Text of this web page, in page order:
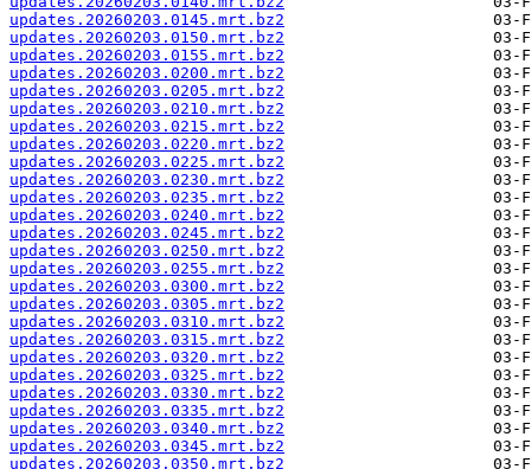
updates.20260203.0145.mrt.bz2
updates.20260203.0150.mrt.bz2
updates.20260203.0155.mrt.bz2
updates.20260203.0200.mrt.bz2
updates.20260203.0205.mrt.bz2
updates.20260203.0210.mrt.bz2
updates.20260203.0215.mrt.bz2
updates.20260203.0220.mrt.bz2
updates.20260203.0225.mrt.bz2
updates.20260203.0230.mrt.bz2
updates.20260203.0235.mrt.bz2
updates.20260203.0240.mrt.bz2
updates.20260203.0245.mrt.bz2
updates.20260203.0250.mrt.bz2
updates.20260203.0255.mrt.bz2
updates.20260203.0300.mrt.bz2
updates.20260203.0305.mrt.bz2
updates.20260203.0310.mrt.bz2
updates.20260203.0315.mrt.bz2
updates.20260203.0320.mrt.bz2
updates.20260203.0325.mrt.bz2
updates.20260203.0330.mrt.bz2
updates.20260203.0335.mrt.bz2
updates.20260203.0340.mrt.bz2
updates.20260203.0345.mrt.bz2
updates.20260203.0350.mrt.bz2